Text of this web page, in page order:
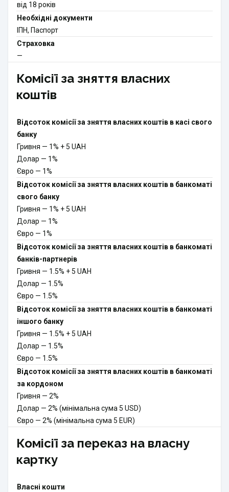
від 18 років
Необхідні документи
ІПН, Паспорт
Страховка
—
Комісії за зняття власних
коштів
Відсоток комісії за зняття власних коштів в касі свого
банку
Гривня — 1% + 5 UAH
Долар — 1%
Євро — 1%
Відсоток комісії за зняття власних коштів в банкоматі
свого банку
Гривня — 1% + 5 UAH
Долар — 1%
Євро — 1%
Відсоток комісії за зняття власних коштів в банкоматі
банків-партнерів
Гривня — 1.5% + 5 UAH
Долар — 1.5%
Євро — 1.5%
Відсоток комісії за зняття власних коштів в банкоматі
іншого банку
Гривня — 1.5% + 5 UAH
Долар — 1.5%
Євро — 1.5%
Відсоток комісії за зняття власних коштів в банкоматі
за кордоном
Гривня — 2%
Долар — 2% (мінімальна сума 5 USD)
Євро — 2% (мінімальна сума 5 EUR)
Комісії за переказ на власну
картку
Власні кошти